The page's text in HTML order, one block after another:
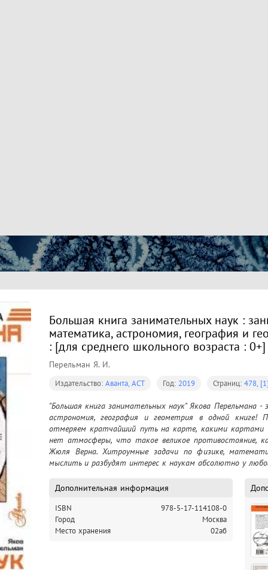
Большая книга занимательных наук :
математика, астрономия, география и
: [для среднего школьного возраста : 0+]
Перельман Я. И.
Издательство: Аванта, АСТ Год: 2019 Страниц: 478,
"Большая книга занимательных наук" Якова Перельмана
астрономия, география и геометрия в одной
отмеряем кратчайший путь на карте, какими картами
нет атмосферы, что такое великое противостояние,
Жюля Верна. Хитроумные задачи по физике,
мыслить и разбудят интерес к наукам абсолютно у
Дополнительная информация
ISBN
978-5-17-114108-0
Город
Москва
Место хранения
02аб